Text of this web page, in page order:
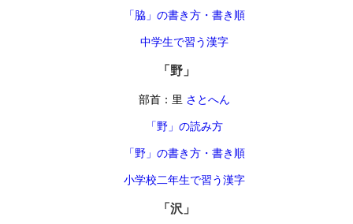
「脇」の書き方・書き順
中学生で習う漢字
「野」
部首：里 さとへん
「野」の読み方
「野」の書き方・書き順
小学校二年生で習う漢字
「沢」